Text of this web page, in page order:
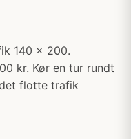
140 x 200.
kr. Kør en tur rundt
flotte trafik